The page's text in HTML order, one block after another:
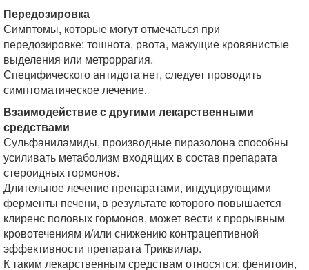
Передозировка
Симптомы, которые могут отмечаться при
передозировке: тошнота, рвота, мажущие кровянистые
выделения или метроррагия.
Специфического антидота нет, следует проводить
симптоматическое лечение.
Взаимодействие с другими лекарственными
средствами
Сульфаниламиды, производные пиразолона способны
усиливать метаболизм входящих в состав препарата
стероидных гормонов.
Длительное лечение препаратами, индуцирующими
ферменты печени, в результате которого повышается
клиренс половых гормонов, может вести к прорывным
кровотечениям и/или снижению контрацептивной
эффективности препарата Триквилар.
К таким лекарственным средствам относятся: фенитоин,